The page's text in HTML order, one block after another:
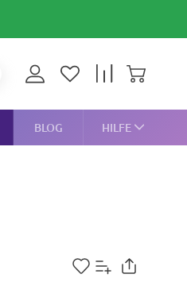
BLOG HILFE